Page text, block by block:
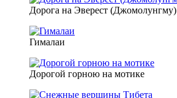
Дорога на Эверест (Джомолунгму)
Гималаи
Дорогой горною на мотике